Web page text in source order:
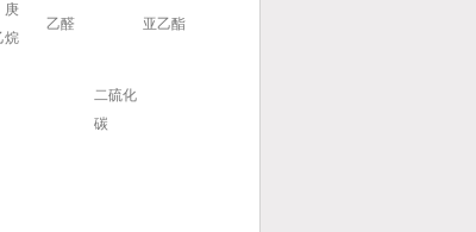
庚
烷
乙醛 亚乙酯
二硫化
碳